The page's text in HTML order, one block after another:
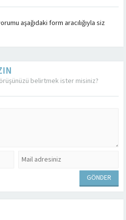
aşağıdaki form aracılığıyla siz
belirtmek ister misiniz?